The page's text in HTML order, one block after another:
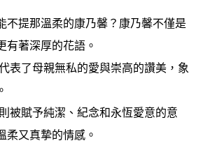
不提那溫柔的康乃馨？康乃馨不僅是
有著深厚的花語。
表了母親無私的愛與崇高的讚美，象
被賦予純潔、紀念和永恆愛意的意
柔又真摯的情感。